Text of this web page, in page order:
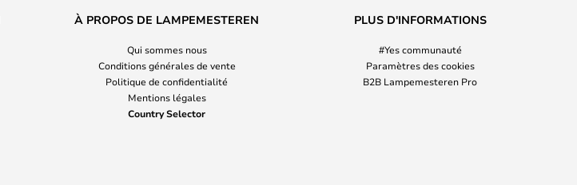
À PROPOS DE LAMPEMESTEREN
Qui sommes nous
Conditions générales de vente
Politique de confidentialité
Mentions légales
Country Selector
PLUS D'INFORMATIONS
#Yes communauté
Paramètres des cookies
B2B Lampemesteren Pro